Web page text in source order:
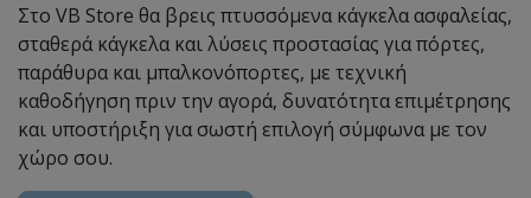
Στο VB Store θα βρεις πτυσσόμενα κάγκελα ασφαλείας,
σταθερά κάγκελα και λύσεις προστασίας για πόρτες,
παράθυρα και μπαλκονόπορτες, με τεχνική
καθοδήγηση πριν την αγορά, δυνατότητα επιμέτρησης
και υποστήριξη για σωστή επιλογή σύμφωνα με τον
χώρο σου.